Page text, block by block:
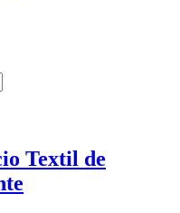
Textil de